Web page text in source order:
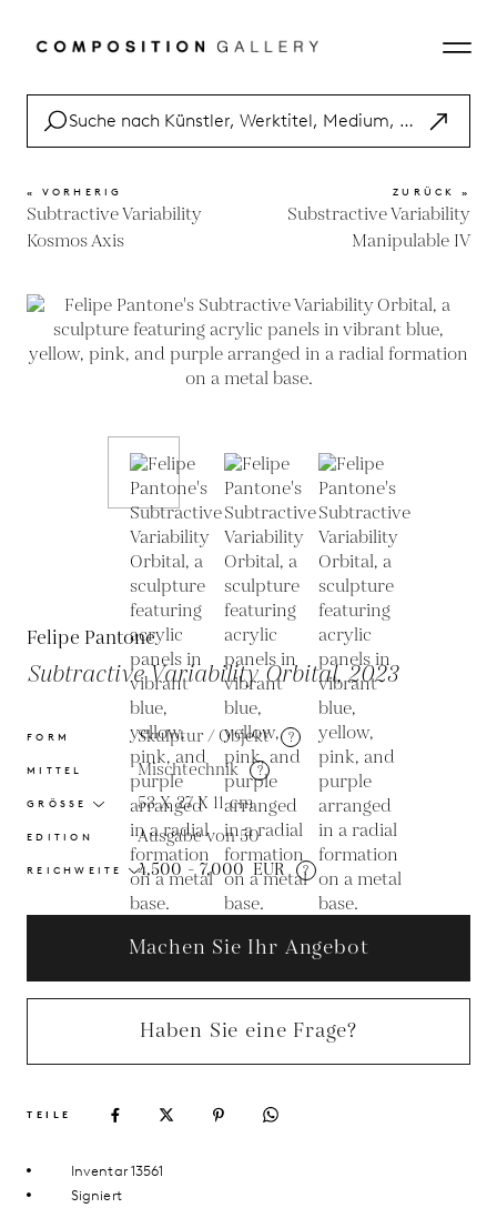
« VORHERIG
Subtractive Variability
Kosmos Axis
ZURÜCK »
Substractive Variability
Manipulable IV
Felipe Pantone
Subtractive Variability Orbital, 2023
FORM Skulptur / Objekt ?
MITTEL Mischtechnik ?
GRÖSSE 53 X 27 X 11 cm
EDITION Ausgabe von 50
REICHWEITE 4,500 - 7,000 EUR ?
Machen Sie Ihr Angebot
Haben Sie eine Frage?
TEILE
Inventar 13561
Signiert